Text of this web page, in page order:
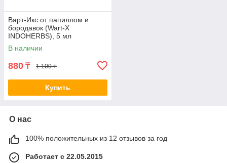
Варт-Икс от папиллом и
бородавок (Wart-X
INDOHERBS), 5 мл
В наличии
880 ₸ 1 100 ₸
Купить
О нас
100% положительных из 12 отзывов за год
Работает с 22.05.2015